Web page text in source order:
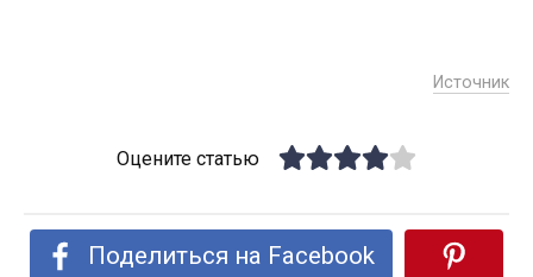
Источник
Оцените статью
Поделиться на Facebook